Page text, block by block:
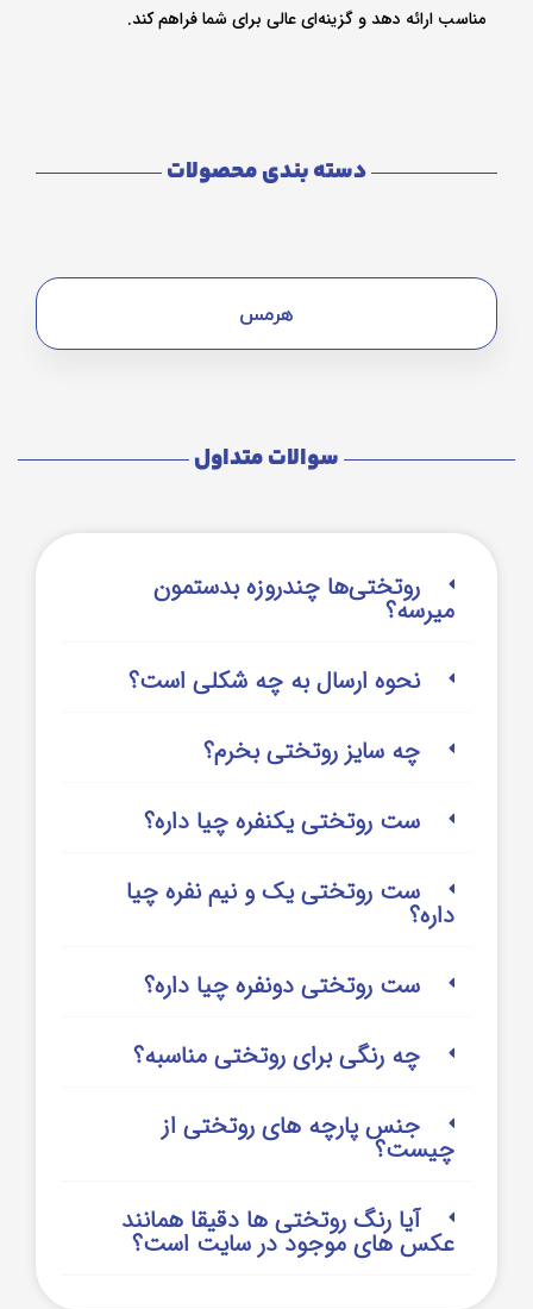
مناسب ارائه دهد و گزینه‌ای عالی برای شما فراهم کند.
دسته بندی محصولات
هرمس
سوالات متداول
روتختی‌‌ها چندروزه بدستمون
میرسه؟
نحوه ارسال به چه شکلی است؟
چه سایز روتختی بخرم؟
ست روتختی یکنفره چیا داره؟
ست روتختی یک و نیم نفره چیا
داره؟
ست روتختی دونفره چیا داره؟
چه رنگی برای روتختی مناسبه؟
جنس پارچه های روتختی از
چیست؟
آیا رنگ روتختی ها دقیقا همانند
عکس های موجود در سایت است؟